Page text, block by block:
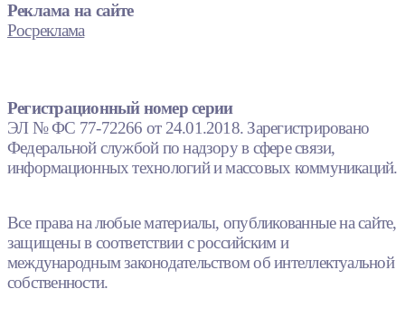
Реклама на сайте
Росреклама
Регистрационный номер серии
ЭЛ № ФС 77-72266 от 24.01.2018. Зарегистрировано
Федеральной службой по надзору в сфере связи,
информационных технологий и массовых коммуникаций.
Все права на любые материалы, опубликованные на сайте,
защищены в соответствии с российским и
международным законодательством об интеллектуальной
собственности.